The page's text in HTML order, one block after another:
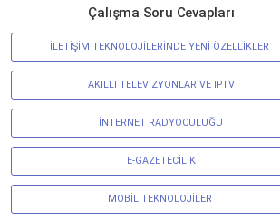
Çalışma Soru Cevapları
İLETİŞİM TEKNOLOJİLERİNDE YENİ ÖZELLİKLER
AKILLI TELEVİZYONLAR VE IPTV
İNTERNET RADYOCULUĞU
E-GAZETECİLİK
MOBİL TEKNOLOJİLER